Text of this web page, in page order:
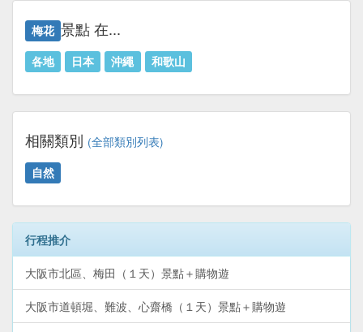
梅花 景點 在...
各地 日本 沖繩 和歌山
相關類別 (全部類別列表)
自然
行程推介
大阪市北區、梅田（１天）景點＋購物遊
大阪市道頓堀、難波、心齋橋（１天）景點＋購物遊